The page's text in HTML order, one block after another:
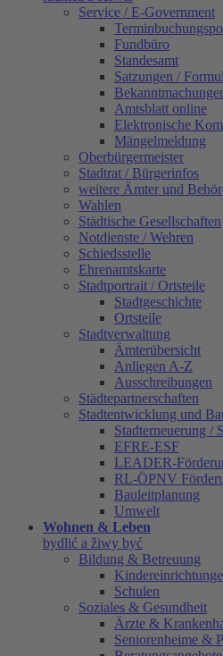
Service / E-Government
Fundbüro
Standesamt
Satzungen /
Amtsblatt online
Elektronische
Mängelmeldung
Oberbürgermeister
Stadtrat / Bürgerinfos
weitere Ämter und
Wahlen
Städtische Gesellschaften
Notdienste / Wehren
Schiedsstelle
Ehrenamtskarte
Stadtportrait / Ortsteile
Stadtgeschichte
Ortsteile
Stadtverwaltung
Ämterübersicht
Anliegen A-Z
Ausschreibungen
Städtepartnerschaften
Stadtentwicklung und
Stadterneuerung /
EFRE-ESF
LEADER-
RL-ÖPNV
Bauleitplanung
Umwelt
Wohnen & Leben
bydlić a žiwy być
Bildung & Betreuung
Schulen
Soziales & Gesundheit
Ärzte &
Seniorenheime &